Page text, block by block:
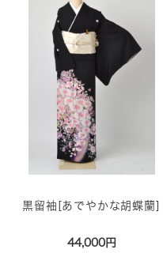
黒留袖[あでやかな胡蝶蘭]
44,000円